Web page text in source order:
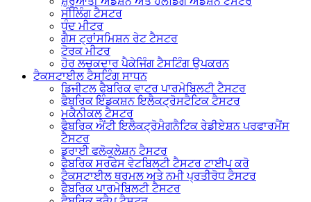
ਸੀਲਿੰਗ ਟੈਸਟਰ
ਧੁੰਦ ਮੀਟਰ
ਗੈਸ ਟ੍ਰਾਂਸਮਿਸ਼ਨ ਰੇਟ ਟੈਸਟਰ
ਟੋਰਕ ਮੀਟਰ
ਹੋਰ ਲਚਕਦਾਰ ਪੈਕੇਜਿੰਗ ਟੈਸਟਿੰਗ ਉਪਕਰਨ
ਟੈਕਸਟਾਈਲ ਟੈਸਟਿੰਗ ਸਾਧਨ
ਡਿਜੀਟਲ ਫੈਬਰਿਕ ਵਾਟਰ ਪਾਰਮੇਬਿਲਟੀ ਟੈਸਟਰ
ਫੈਬਰਿਕ ਇੰਡਕਸ਼ਨ ਇਲੈਕਟ੍ਰੋਸਟੈਟਿਕ ਟੈਸਟਰ
ਮਕੈਨੀਕਲ ਟੈਸਟਰ
ਫੈਬਰਿਕ ਐਂਟੀ ਇਲੈਕਟ੍ਰੋਮੈਗਨੈਟਿਕ ਰੇਡੀਏਸ਼ਨ ਪਰਫਾਰਮੈਂਸ
ਟੈਸਟਰ
ਡਰਾਈ ਫਲੋਕੂਲੇਸ਼ਨ ਟੈਸਟਰ
ਫੈਬਰਿਕ ਸਰਫੇਸ ਵੇਟਬਿਲਟੀ ਟੈਸਟਰ ਟਾਈਪ ਕਰੋ
ਟੈਕਸਟਾਈਲ ਥਰਮਲ ਅਤੇ ਨਮੀ ਪ੍ਰਤੀਰੋਧ ਟੈਸਟਰ
ਫੈਬਰਿਕ ਪਾਰਮੇਬਿਲਟੀ ਟੈਸਟਰ